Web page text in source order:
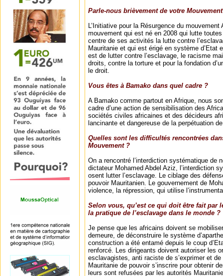
Parle-nous brièvement de votre
L’Initiative pour la Résurgence du
mouvement qui est né en 2008 qui lutte
centre de ses activités la lutte contre
Mauritanie et qui est érigé en système d’Etat
est de lutter contre l’esclavage, le racisme
droits, contre la torture et pour la fondation
le droit.
Vous êtes à Bamako dans quel cadre ?
A Bamako comme partout en Afrique, nous
cadre d’une action de sensibilisation des
sociétés civiles africaines et des décideurs
lancinante et dangereuse de la perpétuation
Quelles sont les difficultés rencontrées
Mouvement ?
On a rencontré l’interdiction systématique de
dictateur Mohamed Abdel Aziz, l’interdiction
osent lutter l’esclavage. Le ciblage des
pouvoir Mauritanien. Le gouvernement de
violence, la répression, qui utilise
Selon vous, qu’est ce qui doit être fait par
la pratique de l’esclavage dans le monde ?
Je pense que les africains doivent se
demeure, de déconstruire le système
construction a été entamé depuis le coup
renforcé. Les dirigeants doivent autoriser les
esclavagistes, anti raciste de s’exprimer et
Mauritanie de pouvoir s’inscrire pour obtenir
leurs sont refusées par les autorités